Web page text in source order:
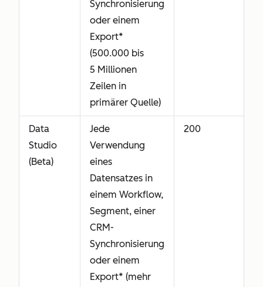
Synchronisierung
oder einem
Export*
(500.000 bis
5 Millionen
Zeilen in
primärer Quelle)
Data
Studio
(Beta)
Jede
Verwendung
eines
Datensatzes in
einem Workflow,
Segment, einer
CRM-
Synchronisierung
oder einem
Export* (mehr
200